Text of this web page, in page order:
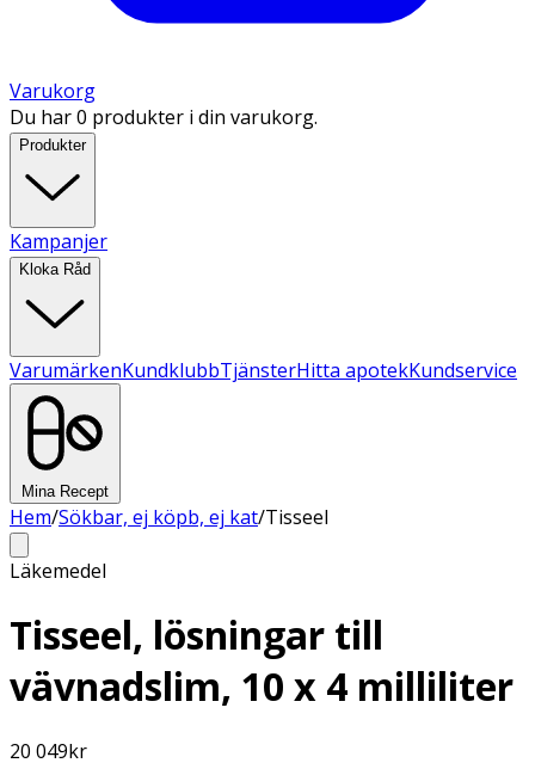
Varukorg
Du har 0 produkter i din varukorg.
Produkter
Kampanjer
Kloka Råd
VarumärkenKundklubbTjänsterHitta apotekKundservice
Mina Recept
Hem/Sökbar, ej köpb, ej kat/Tisseel
Läkemedel
Tisseel, lösningar till
vävnadslim, 10 x 4 milliliter
20 049kr